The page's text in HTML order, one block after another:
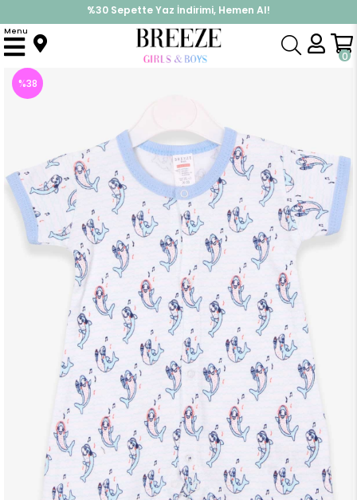
%30 Sepette Yaz İndirimi, Hemen Al!
İndirimlere ek %10 İndirimi Kap, Hemen Üye Ol!
0
Menu
Anasayfa Tulum
%38